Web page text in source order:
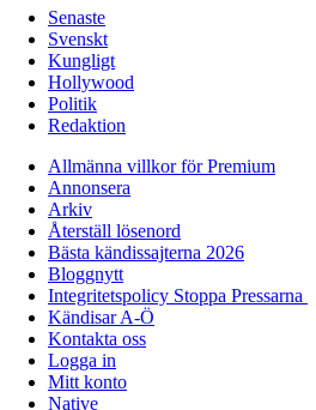
Senaste
Svenskt
Kungligt
Hollywood
Politik
Redaktion
Allmänna villkor för Premium
Annonsera
Arkiv
Återställ lösenord
Bästa kändissajterna 2026
Bloggnytt
Integritetspolicy Stoppa Pressarna
Kändisar A-Ö
Kontakta oss
Logga in
Mitt konto
Native